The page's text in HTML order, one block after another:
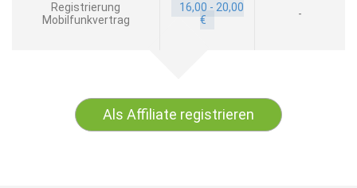
Registrierung
Mobilfunkvertrag
16,00 - 20,00
€
-
Als Affiliate registrieren